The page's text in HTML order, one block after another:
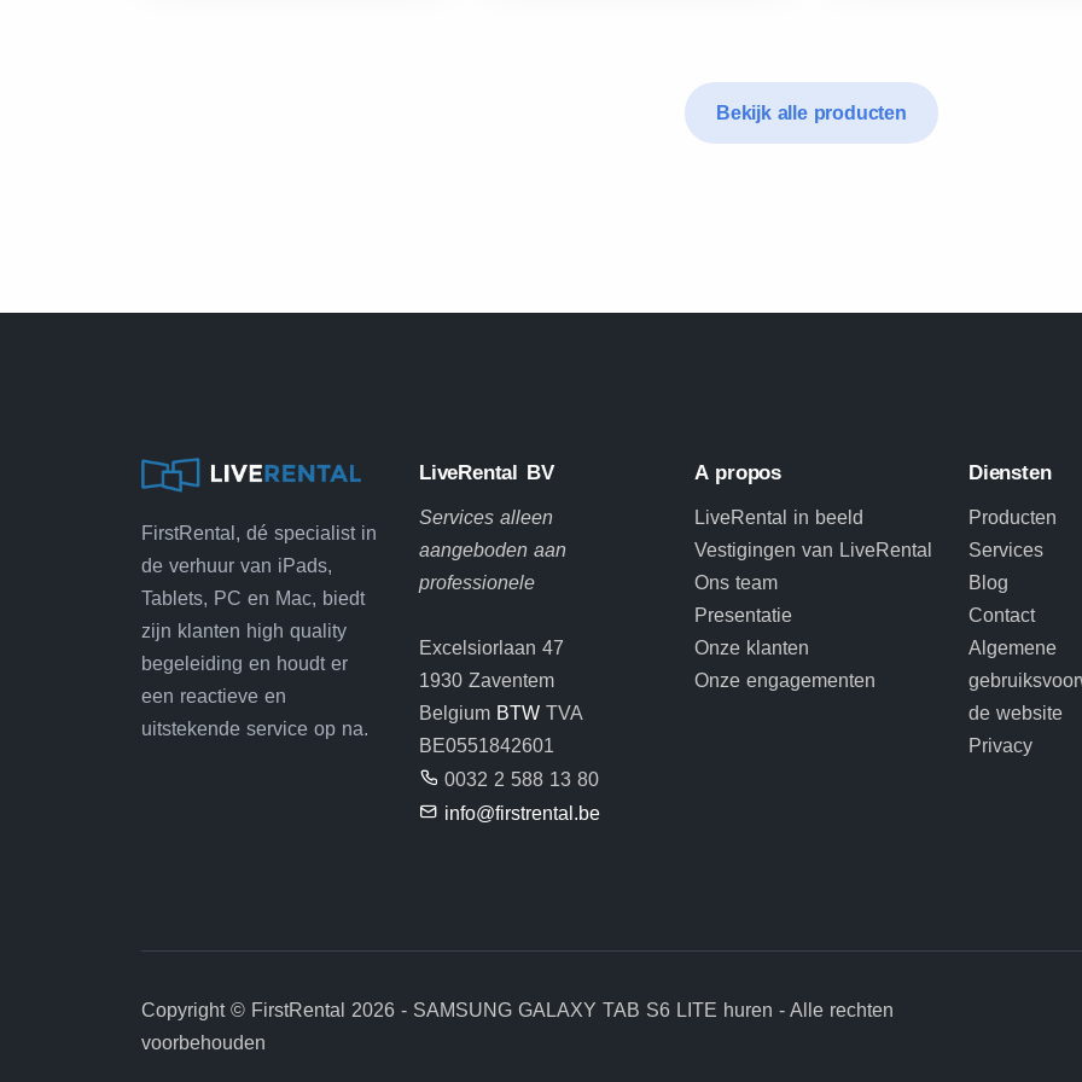
Bekijk alle producten
FirstRental, dé specialist in
de verhuur van iPads,
Tablets, PC en Mac, biedt
zijn klanten high quality
begeleiding en houdt er
een reactieve en
uitstekende service op na.
LiveRental BV
Services alleen
aangeboden aan
professionele
Excelsiorlaan 47
1930 Zaventem
Belgium BTW TVA
BE0551842601
0032 2 588 13 80
info@firstrental.be
A propos
LiveRental in beeld
Vestigingen van LiveRental
Ons team
Presentatie
Onze klanten
Onze engagementen
Diensten
Producten
Services
Blog
Contact
Algemene
de website
Privacy
Copyright © FirstRental 2026 - SAMSUNG GALAXY TAB S6 LITE huren - Alle rechten
voorbehouden